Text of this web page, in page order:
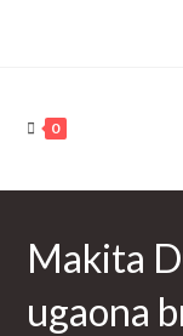
0
Makita
ugaona